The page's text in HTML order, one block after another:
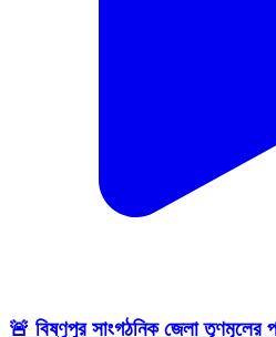
🚨 বিষ্ণুপুর সাংগঠনিক জেলা